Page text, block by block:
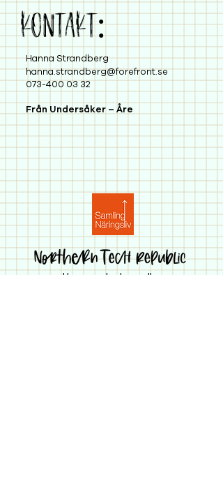
KONTAKT:
Hanna Strandberg
hanna.strandberg@forefront.se
073-400 03 32
Från Undersåker – Åre
ett samarbete mellan: